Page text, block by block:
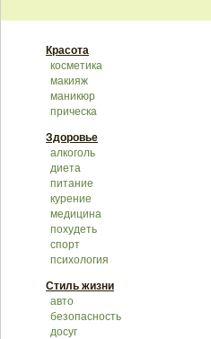
Красота
косметика
макияж
маникюр
прическа
Здоровье
алкоголь
диета
питание
курение
медицина
похудеть
спорт
психология
Стиль жизни
авто
безопасность
досуг